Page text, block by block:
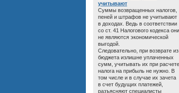
учитывают
Суммы возвращенных налогов,
пеней и штрафов не учитывают
в доходах. Ведь в соответствии
со ст. 41 Налогового кодекса они
не являются экономической
выгодой.
Следовательно, при возврате из
бюджета излишне уплаченных
сумм, учитывать их при расчете
налога на прибыль не нужно. В
том числе и в случае их зачета
в счет будущих платежей,
разъясняют специалисты